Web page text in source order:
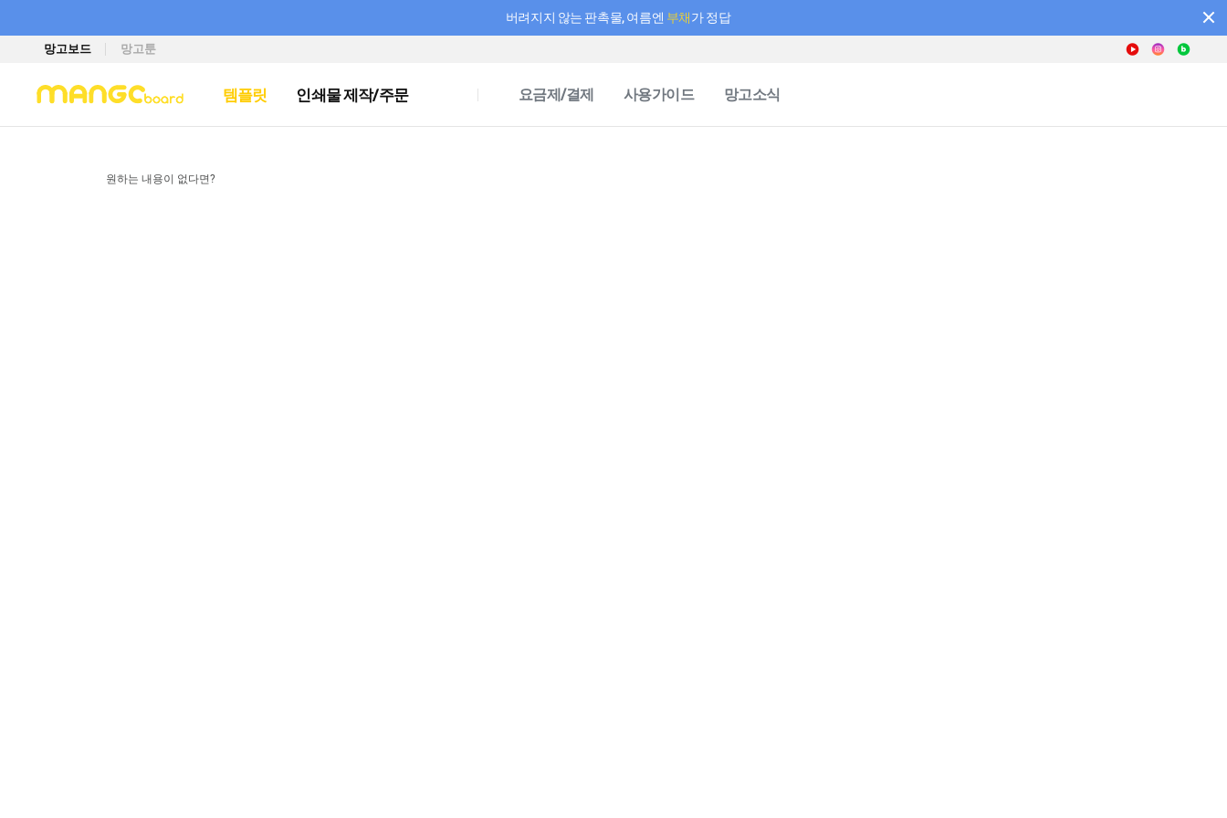
버려지지 않는 판촉물, 여름엔 부채가 정답
망고보드 망고툰
템플릿 인쇄물 제작/주문 요금제/결제 사용가이드 망고소식
원하는 내용이 없다면?